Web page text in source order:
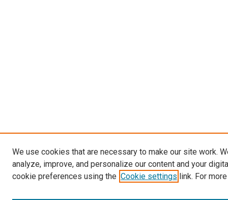
We use cookies that are necessary to make our site work.
analyze, improve, and personalize our content and your
cookie preferences using the Cookie settings link. For